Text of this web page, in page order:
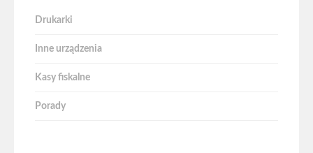
Drukarki
Inne urządzenia
Kasy fiskalne
Porady